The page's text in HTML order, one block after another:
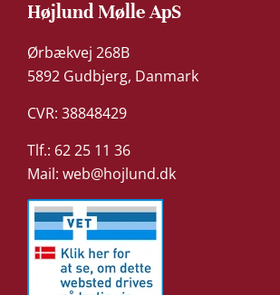
Højlund Mølle ApS
Ørbækvej 268B
5892 Gudbjerg, Danmark
CVR: 38848429
Tlf.: 62 25 11 36
Mail: web@hojlund.dk